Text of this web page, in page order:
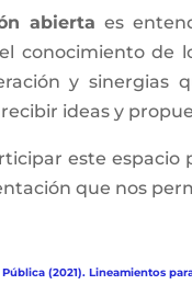
abierta es
conocimiento de
y sinergias
ideas y
este
que nos
(2021). Lineamientos